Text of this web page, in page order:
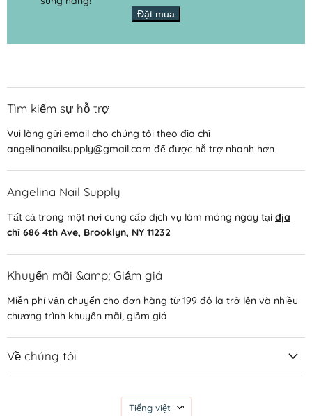
Đặt mua
Tìm kiếm sự hỗ trợ
Vui lòng gửi email cho chúng tôi theo địa chỉ
angelinanailsupply@gmail.com để được hỗ trợ nhanh hơn
Angelina Nail Supply
Tất cả trong một nơi cung cấp dịch vụ làm móng ngay tại địa
chỉ 686 4th Ave, Brooklyn, NY 11232
Khuyến mãi &amp; Giảm giá
Miễn phí vận chuyển cho đơn hàng từ 199 đô la trở lên và nhiều
chương trình khuyến mãi, giảm giá
Về chúng tôi
Ngôn
Tiếng việt